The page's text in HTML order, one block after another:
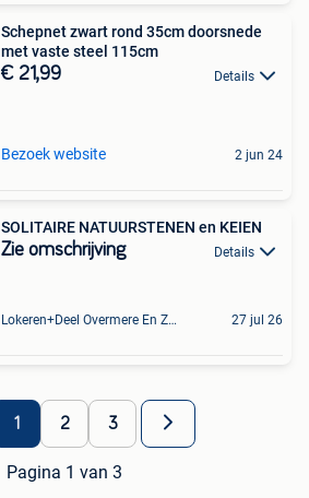
Schepnet zwart rond 35cm doorsnede
met vaste steel 115cm
€ 21,99 Details
Bezoek website 2 jun 24
SOLITAIRE NATUURSTENEN en KEIEN
Zie omschrijving Details
Lokeren+Deel Overmere En Zele 27 jul 26
1 2 3
Pagina 1 van 3